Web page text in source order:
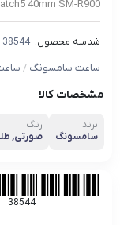
40mm SM-R900
شناسه محصول: 38544
ساعت سامسونگ /
مشخصات کالا
برند
سامسونگ
رنگ
صورتی,
38544